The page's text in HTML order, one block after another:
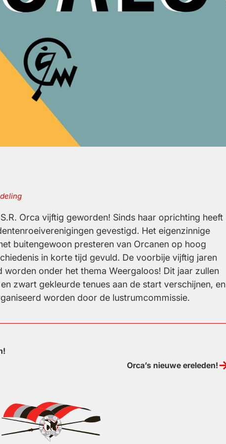
Orca vijftig geworden! Sinds haar oprichting heeft
gevestigd. Het eigenzinnige
buitengewoon presteren van Orcanen op hoog
in korte tijd gevuld. De voorbije vijftig jaren
onder het thema Weergaloos! Dit jaar zullen
zwart gekleurde tenues aan de start verschijnen, en
worden door de lustrumcommissie.
Orca’s nieuwe ereleden!